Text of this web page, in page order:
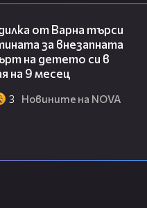
от Варна търси
за внезапната
на детето си в
на 9 месец
3 Новините на NOVA